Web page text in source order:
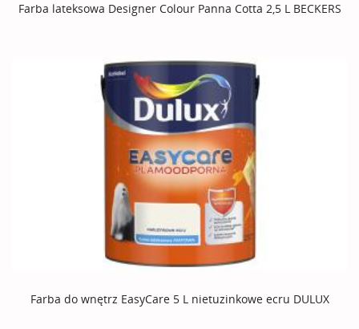
Farba lateksowa Designer Colour Panna Cotta 2,5 L BECKERS
Farba do wnętrz EasyCare 5 L nietuzinkowe ecru DULUX